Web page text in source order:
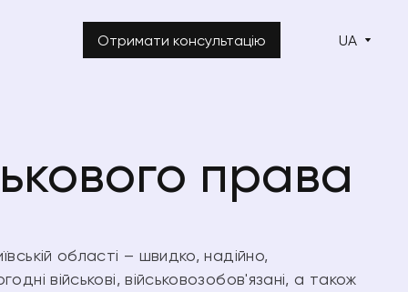
Отримати консультацію UA
права
області – швидко, надійно,
військові, військовозобов'язані, а також